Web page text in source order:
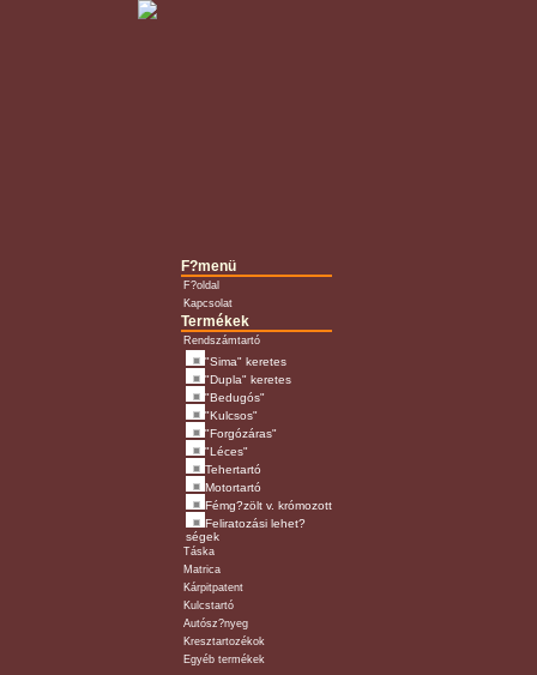
F?menü
F?oldal
Kapcsolat
Termékek
Rendszámtartó
"Sima" keretes
"Dupla" keretes
"Bedugós"
"Kulcsos"
"Forgózáras"
"Léces"
Tehertartó
Motortartó
Fémg?zölt v. krómozott
Feliratozási lehet?
ségek
Táska
Matrica
Kárpitpatent
Kulcstartó
Autósz?nyeg
Kresztartozékok
Egyéb termékek